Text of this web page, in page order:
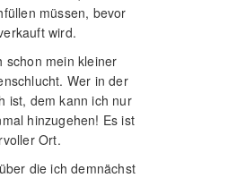
müssen, bevor
wird.
schon mein kleiner
Wer in der
ist, dem kann ich nur
hinzugehen! Es ist
Ort.
die ich demnächst